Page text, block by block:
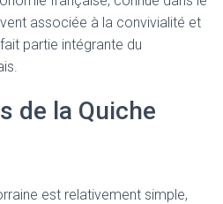
associée à la convivialité et
partie intégrante du
de la Quiche
est relativement simple,